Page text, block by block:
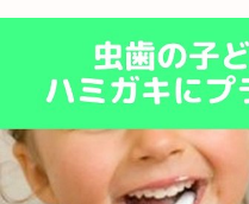
「コト」
子育て
おすすめ
スポット